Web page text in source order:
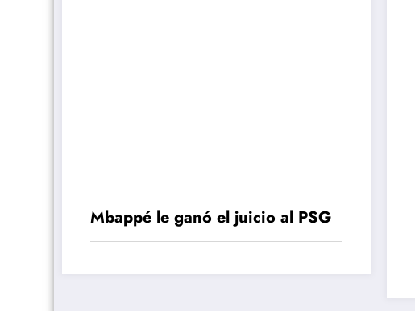
Mbappé le ganó el juicio al PSG